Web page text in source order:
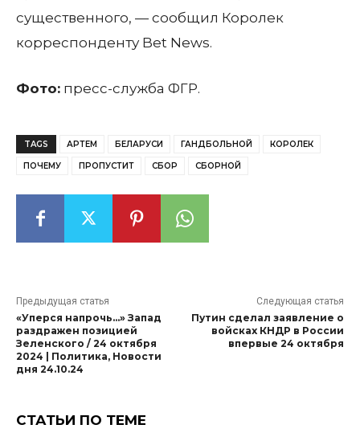
существенного, — сообщил Королек
корреспонденту Bet News.
Фото: пресс-служба ФГР.
TAGS АРТЕМ БЕЛАРУСИ ГАНДБОЛЬНОЙ КОРОЛЕК
ПОЧЕМУ ПРОПУСТИТ СБОР СБОРНОЙ
Предыдущая статья
«Уперся напрочь…» Запад
раздражен позицией
Зеленского / 24 октября
2024 | Политика, Новости
дня 24.10.24
Следующая статья
Путин сделал заявление о
войсках КНДР в России
впервые 24 октября
СТАТЬИ ПО ТЕМЕ